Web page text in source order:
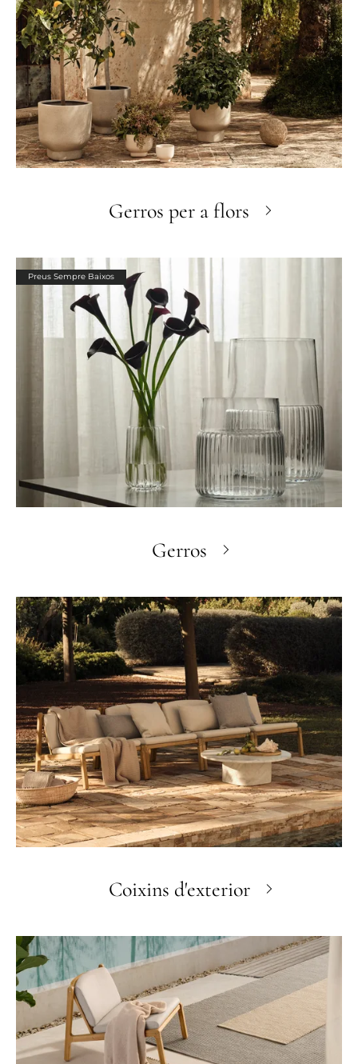
Gerros per a flors
Preus Sempre Baixos
Gerros
Coixins d'exterior